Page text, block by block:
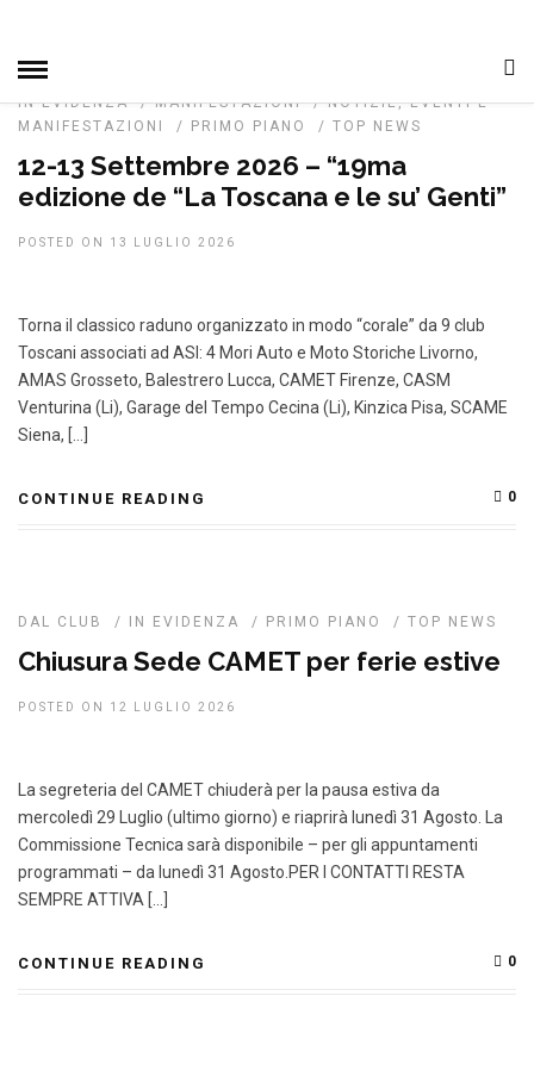
IN EVIDENZA/MANIFESTAZIONI/NOTIZIE, EVENTI E
MANIFESTAZIONI
/ PRIMO PIANO / TOP NEWS
12-13 Settembre 2026 – “19ma
edizione de “La Toscana e le su’ Genti”
POSTED ON 13 LUGLIO 2026
Torna il classico raduno organizzato in modo “corale” da 9 club
Toscani associati ad ASI: 4 Mori Auto e Moto Storiche Livorno,
AMAS Grosseto, Balestrero Lucca, CAMET Firenze, CASM
Venturina (Li), Garage del Tempo Cecina (Li), Kinzica Pisa, SCAME
Siena, […]
CONTINUE READING 0
DAL CLUB / IN EVIDENZA / PRIMO PIANO / TOP NEWS
Chiusura Sede CAMET per ferie estive
POSTED ON 12 LUGLIO 2026
La segreteria del CAMET chiuderà per la pausa estiva da
mercoledì 29 Luglio (ultimo giorno) e riaprirà lunedì 31 Agosto. La
Commissione Tecnica sarà disponibile – per gli appuntamenti
programmati – da lunedì 31 Agosto.PER I CONTATTI RESTA
SEMPRE ATTIVA […]
CONTINUE READING 0